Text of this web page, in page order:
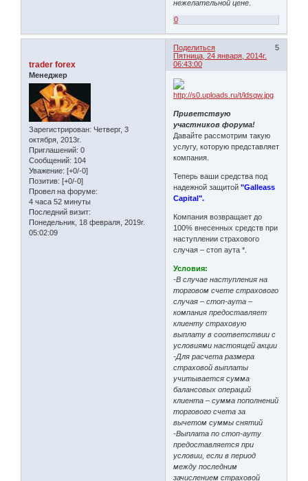
нежелательной цене
0
Поделиться
5
Пятница, 24 января, 2014г.
06:43:00
trader forex
Менеджер
Зарегистрирован: Четверг, 3
октября, 2013г.
Приглашений: 0
Сообщений: 104
Уважение: [+0/-0]
Позитив: [+0/-0]
Провел на форуме:
4 часа 52 минуты
Последний визит:
Понедельник, 18 февраля, 2019г.
05:02:09
Приветствую
участников форума!
Давайте рассмотрим такую
услугу, которую представляет
компания.
Теперь ваши средства под
надежной защитой"Galleass
Capital".
Компания возвращает до
100% внесенных средств при
наступлении страхового
случая – стоп аута *.
Условия:
-В случае наступления на
торговом счете страхового
случая – стоп-аута –
компания предоставляет
клиенту страховую
выплату в соответствии с
условиями настоящей акции
-Для расчета размера
страховой выплаты
учитывается сумма
балансовых операций
клиента – сумма пополнений
торгового счета за
вычетом суммы снятий
-Выплата по стоп-ауту
предоставляется при
условии, если в период
между последним
зачислением страховой